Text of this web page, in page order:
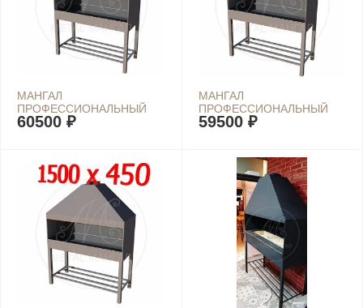
МАНГАЛ
ПРОФЕССИОНАЛЬНЫЙ
1400Х450
60500 ₽
МАНГАЛ
ПРОФЕССИОНАЛЬНЫЙ
1500Х400
59500 ₽